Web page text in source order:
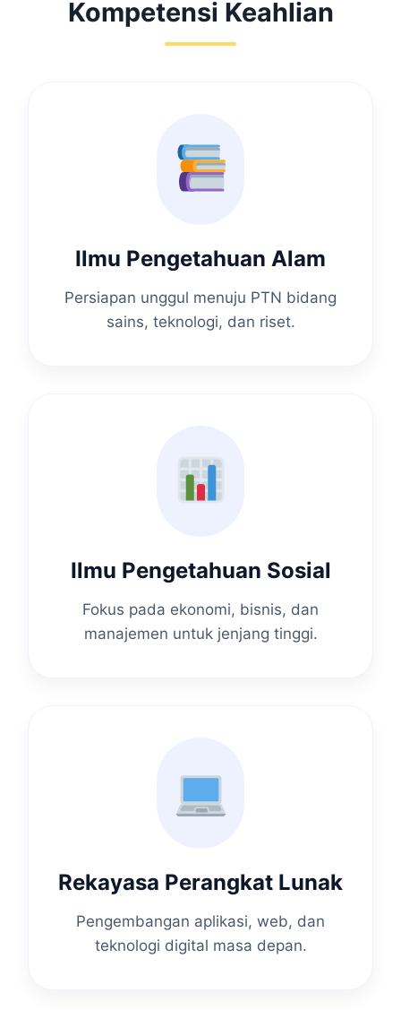
Kompetensi Keahlian
Ilmu Pengetahuan Alam
Persiapan unggul menuju PTN bidang
sains, teknologi, dan riset.
Ilmu Pengetahuan Sosial
Fokus pada ekonomi, bisnis, dan
manajemen untuk jenjang tinggi.
Rekayasa Perangkat Lunak
Pengembangan aplikasi, web, dan
teknologi digital masa depan.